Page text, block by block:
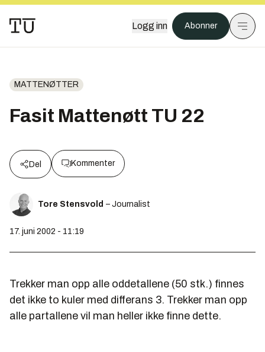
Logg inn Abonner
MATTENØTTER
Fasit Mattenøtt TU 22
Del Kommenter
Tore Stensvold – Journalist
17. juni 2002 - 11:19
Trekker man opp alle oddetallene (50 stk.) finnes
det ikke to kuler med differans 3. Trekker man opp
alle partallene vil man heller ikke finne dette.